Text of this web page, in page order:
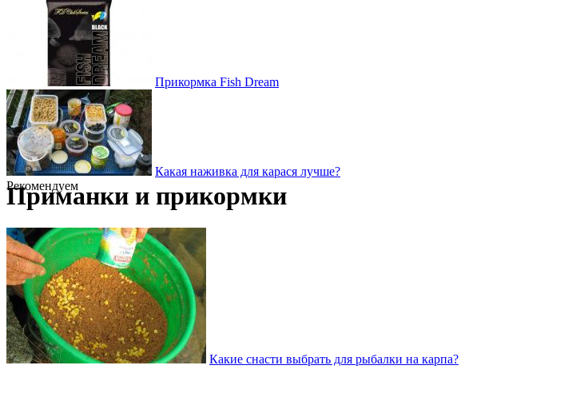
Прикормка Fish Dream
Какая наживка для карася лучше?
Рекомендуем
Приманки и прикормки
Какие снасти выбрать для рыбалки на карпа?